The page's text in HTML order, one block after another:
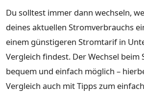
Du solltest immer dann wechseln,
deines aktuellen Stromverbrauchs
einem günstigeren Stromtarif in
Vergleich findest. Der Wechsel
bequem und einfach möglich –
Vergleich auch mit Tipps zum